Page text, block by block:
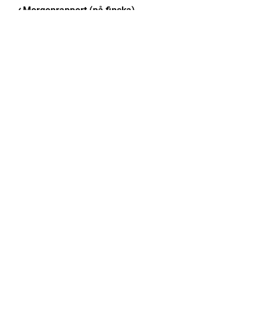
Morgonrapport (på finska)